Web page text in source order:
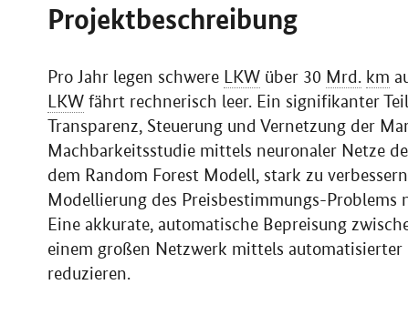
Projektbeschreibung
Pro Jahr legen schwere LKW über 30 Mrd. km
LKW fährt rechnerisch leer. Ein signifikanter
Transparenz, Steuerung und Vernetzung der
Machbarkeitsstudie mittels neuronaler Netze
dem Random Forest Modell, stark zu
Modellierung des Preisbestimmungs-Problems
Eine akkurate, automatische Bepreisung
einem großen Netzwerk mittels
reduzieren.